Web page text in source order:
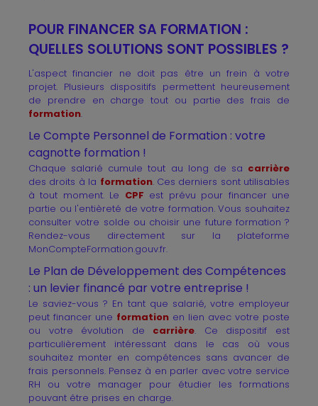
POUR FINANCER SA FORMATION :
QUELLES SOLUTIONS SONT POSSIBLES ?
L'aspect financier ne doit pas être un frein à votre
projet. Plusieurs dispositifs permettent heureusement
de prendre en charge tout ou partie des frais de
formation.
Le Compte Personnel de Formation : votre
cagnotte formation !
Chaque salarié cumule tout au long de sa carrière
des droits à la formation. Ces derniers sont utilisables
à tout moment. Le CPF est prévu pour financer une
partie ou l'entièreté de votre formation. Vous souhaitez
consulter votre solde ou choisir une future formation ?
Rendez-vous directement sur la plateforme
MonCompteFormation.gouv.fr.
Le Plan de Développement des Compétences
: un levier financé par votre entreprise !
Le saviez-vous ? En tant que salarié, votre employeur
peut financer une formation en lien avec votre poste
ou votre évolution de carrière. Ce dispositif est
particulièrement intéressant dans le cas où vous
souhaitez monter en compétences sans avancer de
frais personnels. Pensez à en parler avec votre service
RH ou votre manager pour étudier les formations
pouvant être prises en charge.